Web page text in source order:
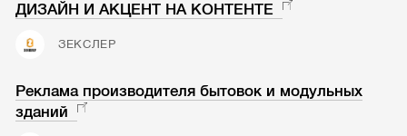
ДИЗАЙН И АКЦЕНТ НА КОНТЕНТЕ
ЗЕКСЛЕР
Реклама производителя бытовок и модульных
зданий